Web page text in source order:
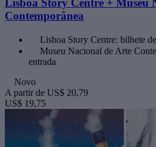
Lisboa Story Centre + Museu
Contemporânea
Lisboa Story Centre: bilhete
Museu Nacional de Arte
entrada
Novo
A partir de US$ 20,79
US$ 19,75